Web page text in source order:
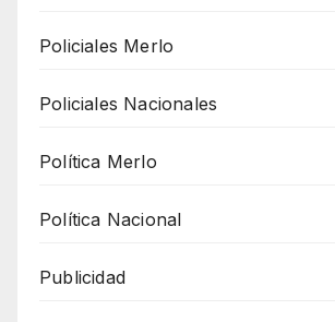
Policiales Merlo
Policiales Nacionales
Política Merlo
Política Nacional
Publicidad